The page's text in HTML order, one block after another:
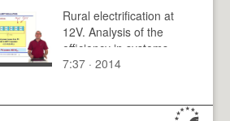
Rural electrification at
12V. Analysis of the
efficiency in systems
with MPPT regulators
7:37 · 2014